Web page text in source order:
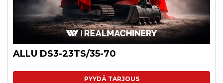
ALLU DS3-23TS/35-70
PYYDÄ TARJOUS